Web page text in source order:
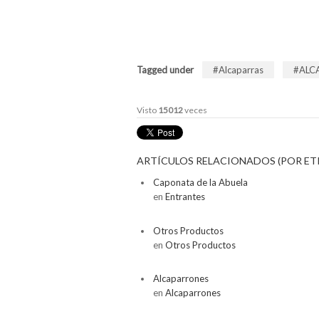
Tagged under Alcaparras
Visto 15012veces
ARTÍCULOS RELACIONADOS (POR
Caponata de la Abuela
en Entrantes
Otros Productos
en Otros Productos
Alcaparrones
en Alcaparrones